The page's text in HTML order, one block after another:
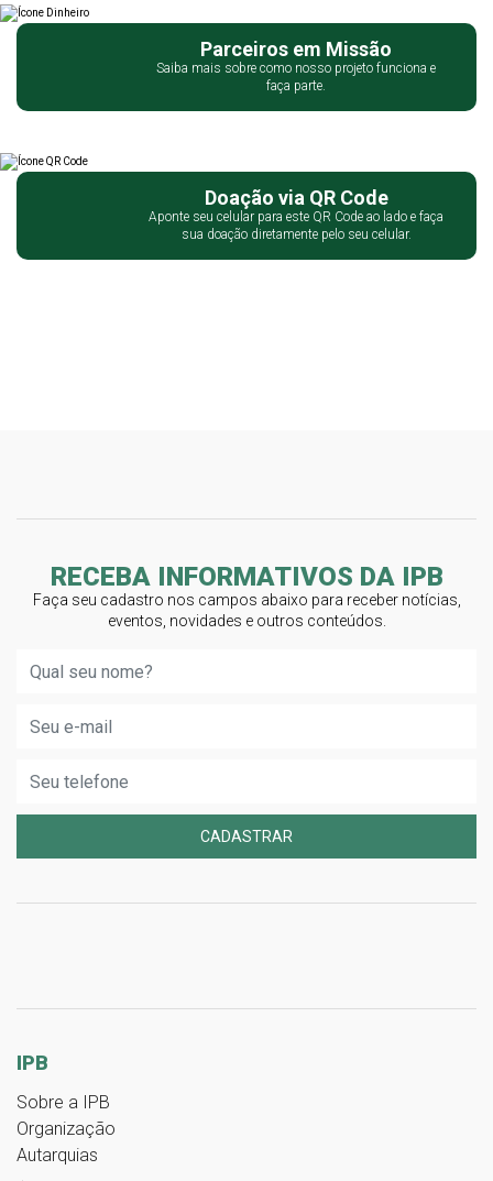
Parceiros em Missão
Saiba mais sobre como nosso projeto funciona e
faça parte.
Doação via QR Code
Aponte seu celular para este QR Code ao lado e faça
sua doação diretamente pelo seu celular.
RECEBA INFORMATIVOS DA IPB
Faça seu cadastro nos campos abaixo para receber notícias,
eventos, novidades e outros conteúdos.
CADASTRAR
IPB
Sobre a IPB
Organização
Autarquias